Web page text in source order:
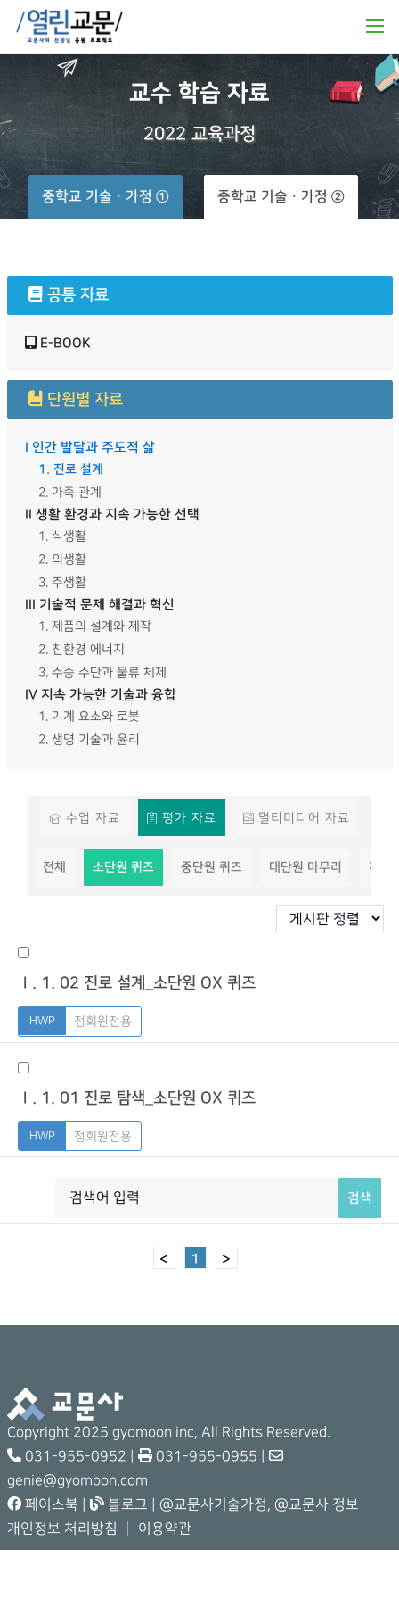
교수 학습 자료
2022 교육과정
중학교 기술ㆍ가정 ① 중학교 기술ㆍ가정 ②
공통 자료
E-BOOK
단원별 자료
I 인간 발달과 주도적 삶
1. 진로 설계
2. 가족 관계
II 생활 환경과 지속 가능한 선택
1. 식생활
2. 의생활
3. 주생활
III 기술적 문제 해결과 혁신
1. 제품의 설계와 제작
2. 친환경 에너지
3. 수송 수단과 물류 체제
IV 지속 가능한 기술과 융합
1. 기계 요소와 로봇
2. 생명 기술과 윤리
수업 자료 평가 자료 멀티미디어 자료
전체 소단원 퀴즈 중단원 퀴즈 대단원 마무리 지필
Ⅰ. 1. 02 진로 설계_소단원 OX 퀴즈
정회원전용
Ⅰ. 1. 01 진로 탐색_소단원 OX 퀴즈
정회원전용
검색
< 1 >
Copyright 2025 gyomoon inc, All Rights Reserved.
031-955-0952 |
031-955-0955 |
genie@gyomoon.com
페이스북
블로그 @교문사기술가정, @교문사 정보
개인정보 처리방침
이용약관